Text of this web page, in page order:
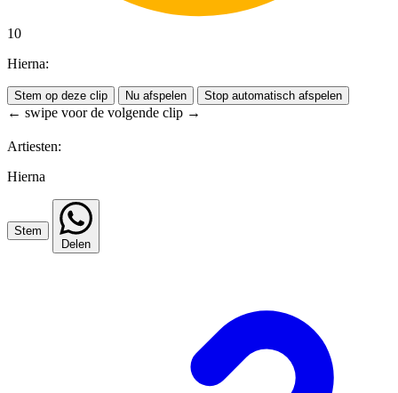
10
Hierna:
Stem op deze clip Nu afspelen Stop automatisch afspelen
← swipe voor de volgende clip →
Artiesten:
Hierna
Stem
Delen